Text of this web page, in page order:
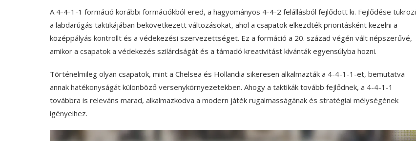
A 4-4-1-1 formáció korábbi formációkból ered, a hagyományos 4-4-2 felállásból fejlődött ki. Fejlődése tükrözi
a labdarúgás taktikájában bekövetkezett változásokat, ahol a csapatok elkezdték prioritásként kezelni a
középpályás kontrollt és a védekezési szervezettséget. Ez a formáció a 20. század végén vált népszerűvé,
amikor a csapatok a védekezés szilárdságát és a támadó kreativitást kívánták egyensúlyba hozni.
Történelmileg olyan csapatok, mint a Chelsea és Hollandia sikeresen alkalmazták a 4-4-1-1-et, bemutatva
annak hatékonyságát különböző versenykörnyezetekben. Ahogy a taktikák tovább fejlődnek, a 4-4-1-1
továbbra is releváns marad, alkalmazkodva a modern játék rugalmasságának és stratégiai mélységének
igényeihez.